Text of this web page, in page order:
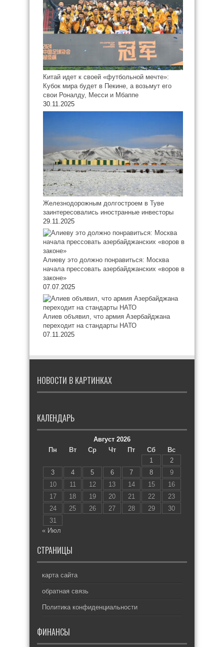
Китай идет к своей «футбольной мечте»:
Кубок мира будет в Пекине, а возьмут его
свои Роналду, Месси и Мбаппе
30.11.2025
Железнодорожным долгостроем в Туве
заинтересовались иностранные инвесторы
29.11.2025
Алиеву это должно понравиться: Москва
начала прессовать азербайджанских «воров в
законе»
07.07.2025
Алиев объявил, что армия Азербайджана
переходит на стандарты НАТО
07.11.2025
НОВОСТИ В КАРТИНКАХ
КАЛЕНДАРЬ
Август 2026
Пн
Вт Ср Чт Пт Сб
Вс
1
2
3
4 5 6 7 8
9
10
11 12 13 14 15
16
17
18 19 20 21 22
23
24
25 26 27 28 29
30
31
« Июл
СТРАНИЦЫ
карта сайта
обратная связь
Политика конфиденциальности
ФИНАНСЫ